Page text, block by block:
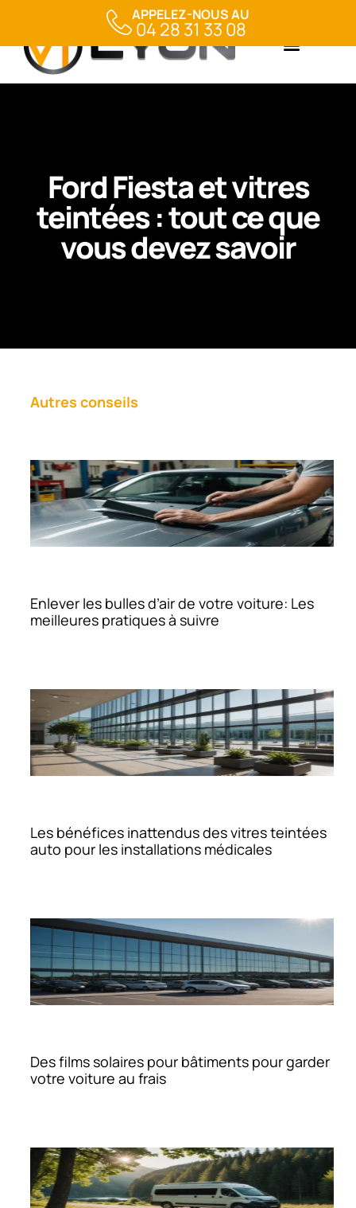
Ford Fiesta et vitres
teintées : tout ce que
vous devez savoir
Autres conseils
Enlever les bulles d’air de votre voiture: Les
meilleures pratiques à suivre
Les bénéfices inattendus des vitres teintées
auto pour les installations médicales
Des films solaires pour bâtiments pour garder
votre voiture au frais
APPELEZ-NOUS AU
04 28 31 33 08